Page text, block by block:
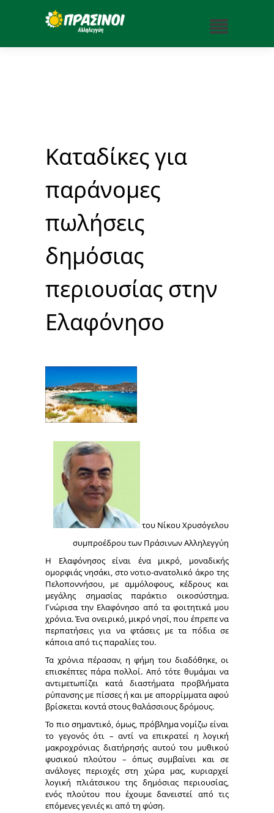
Καταδίκες για
παράνομες
πωλήσεις
δημόσιας
περιουσίας στην
Ελαφόνησο
του Νίκου Χρυσόγελου
συμπροέδρου των Πράσινων Αλληλεγγύη
Η Ελαφόνησος είναι ένα μικρό, μοναδικής
ομορφιάς νησάκι, στο νοτιο-ανατολικό άκρο της
Πελοποννήσου, με αμμόλοφους, κέδρους και
μεγάλης σημασίας παράκτιο οικοσύστημα.
Γνώρισα την Ελαφόνησο από τα φοιτητικά μου
χρόνια. Ένα ονειρικό, μικρό νησί, που έπρεπε να
περπατήσεις για να φτάσεις με τα πόδια σε
κάποια από τις παραλίες του.
Τα χρόνια πέρασαν, η φήμη του διαδόθηκε, οι
επισκέπτες πάρα πολλοί. Από τότε θυμάμαι να
αντιμετωπίζει κατά διαστήματα προβλήματα
ρύπανσης με πίσσες ή και με απορρίμματα αφού
βρίσκεται κοντά στους θαλάσσιους δρόμους.
Το πιο σημαντικό, όμως, πρόβλημα νομίζω είναι
το γεγονός ότι – αντί να επικρατεί η λογική
μακροχρόνιας διατήρησής αυτού του μυθικού
φυσικού πλούτου – όπως συμβαίνει και σε
ανάλογες περιοχές στη χώρα μας, κυριαρχεί
λογική πλιάτσικου της δημόσιας περιουσίας,
ενός πλούτου που έχουμε δανειστεί από τις
επόμενες γενιές κι από τη φύση.